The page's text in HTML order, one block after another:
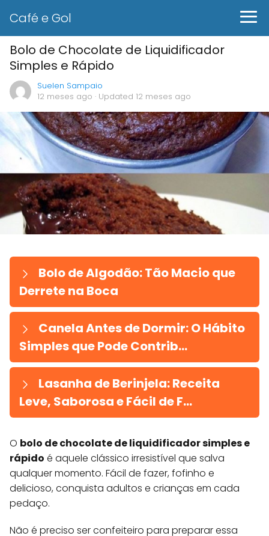
Café e Gol
Bolo de Chocolate de Liquidificador
Simples e Rápido
Suelen Sampaio
12 meses ago · Updated 12 meses ago
Bolo de Algodão: Tão Macio que
Derrete na Boca
Canela Antes de Dormir: O Hábito
Simples que Pode Contrib...
Lasanha de Berinjela: Receita
Leve, Saborosa e Fácil de F...
O bolo de chocolate de liquidificador simples e
rápido é aquele clássico irresistível que salva
qualquer momento. Fácil de fazer, fofinho e
delicioso, conquista adultos e crianças em cada
pedaço.
Não é preciso ser confeiteiro para preparar essa